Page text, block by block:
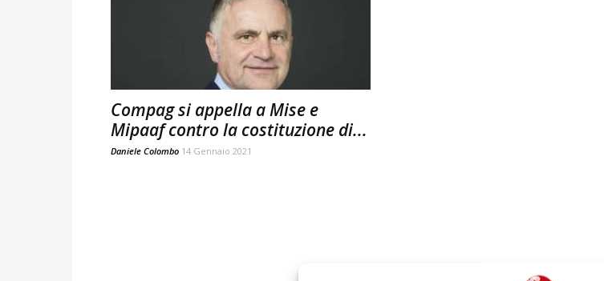
Compag si appella a Mise e
Mipaaf contro la costituzione di...
Daniele Colombo 14 Gennaio 2021